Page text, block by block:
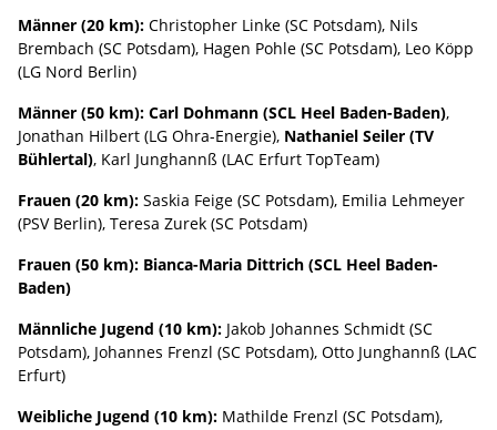
Männer (20 km): Christopher Linke (SC Potsdam), Nils
Brembach (SC Potsdam), Hagen Pohle (SC Potsdam), Leo Köpp
(LG Nord Berlin)
Männer (50 km): Carl Dohmann (SCL Heel Baden-Baden),
Jonathan Hilbert (LG Ohra-Energie), Nathaniel Seiler (TV
Bühlertal), Karl Junghannß (LAC Erfurt TopTeam)
Frauen (20 km): Saskia Feige (SC Potsdam), Emilia Lehmeyer
(PSV Berlin), Teresa Zurek (SC Potsdam)
Frauen (50 km): Bianca-Maria Dittrich (SCL Heel Baden-
Baden)
Männliche Jugend (10 km): Jakob Johannes Schmidt (SC
Potsdam), Johannes Frenzl (SC Potsdam), Otto Junghannß (LAC
Erfurt)
Weibliche Jugend (10 km): Mathilde Frenzl (SC Potsdam),